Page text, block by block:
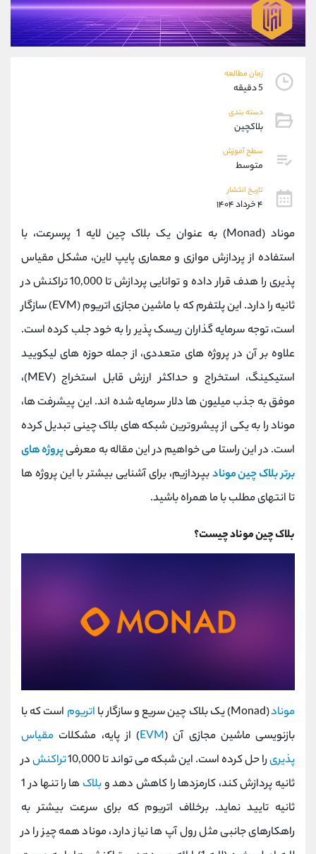
زمان مطالعه
5 دقیقه
دسته بندی
بلاکچین
سطح آموزش
متوسط
تاریخ انتشار
۴ خرداد ۱۴۰۴
موناد (Monad) به عنوان یک بلاک چین لایه‌ 1 پرسرعت، با
استفاده از پردازش موازی و معماری پایپ ‌لاین، مشکل مقیاس
‌پذیری را هدف قرار داده و توانایی پردازش تا 10,000 تراکنش در
ثانیه را دارد. این پلتفرم که با ماشین مجازی اتریوم (EVM) سازگار
است، توجه سرمایه ‌گذاران ریسک پذیر را به ‌خود جلب کرده است.
علاوه بر آن در پروژه ‌های متعددی، از جمله حوزه ‌های لیکویید
استیکینگ، استخراج و حداکثر ارزش قابل استخراج (MEV)،
موفق به جذب میلیون ‌ها دلار سرمایه شده‌ اند. این پیشرفت ‌ها،
موناد را به یکی از پیشروترین شبکه ‌های بلاک چینی تبدیل کرده
است. در این راستا می خواهیم در این مقاله به معرفیپروژه های
برتر بلاک چین مونادبپردازیم، برای آشنایی بیشتر با این پروژه ها
تا انتهای مطلب با ما همراه باشید.
بلاک چین موناد چیست؟
موناد(Monad) یک بلاک چین سریع و سازگار با اتریوم است که با
بازنویسی ماشین مجازی آن (EVM) از پایه، مشکلات مقیاس‌
پذیریرا حل کرده است. این شبکه می‌ تواند تا 10,000 تراکنشدر
ثانیه پردازش کند، کارمزدها را کاهش دهد وبلاک
‌ها را تنها در 1
ثانیه تایید نماید. برخلاف اتریوم که برای سرعت بیشتر به
راهکارهای جانبی مثل رول‌ آپ‌ ها نیاز دارد، موناد همه ‌چیز را در
09194198792
واتساپ شروع گفتگو
تلگرام @Armteam_admin_33
پشتیبان فروش
موبایل
اطلاعات تماس
تلفن 021-22021030
021-22021040
اینستاگرام @alireza.mehrabii
کانال تلگرام @alirezamehrabi_com
@alirezamehrabi_official